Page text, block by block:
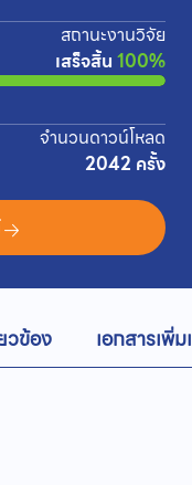
สถานะงานวิจัย
เสร็จสิ้น 100%
จำนวนดาวน์โหลด
2042 ครั้ง
วข้อง เอกสารเพิ่